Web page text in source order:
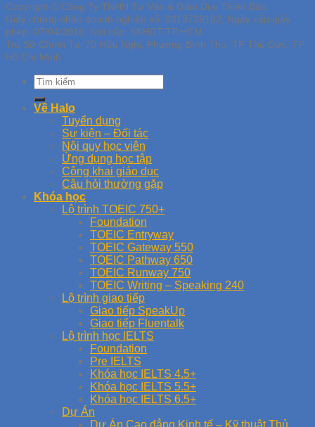
Copyright © Công Ty TNHH Tư Vấn & Giáo Dục Thiên Bảo
Giấy chứng nhận doanh nghiệp số: 0313739102, Ngày cấp giấy
phép: 07/04/2016, Nơi cấp: SKHDT TP.HCM
Trụ Sở Chính Tại 70 Hữu Nghị, Phường Bình Thọ, TP Thủ Đức, TP
Hồ Chí Minh
Về Halo
Tuyển dụng
Sự kiện – Đối tác
Nội quy học viên
Ứng dụng học tập
Công khai giáo dục
Câu hỏi thường gặp
Khóa học
Lộ trình TOEIC 750+
Foundation
TOEIC Entryway
TOEIC Gateway 550
TOEIC Pathway 650
TOEIC Runway 750
TOEIC Writing – Speaking 240
Lộ trình giao tiếp
Giao tiếp SpeakUp
Giao tiếp Fluentalk
Lộ trình học IELTS
Foundation
Pre IELTS
Khóa học IELTS 4.5+
Khóa học IELTS 5.5+
Khóa học IELTS 6.5+
Dự Án
Dự Án Cao đẳng Kinh tế – Kỹ thuật Thủ